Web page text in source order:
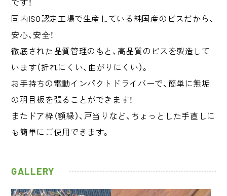
です！
国内ISO認定工場で生産している純国産のビスだから、
安心、安全！
徹底された品質管理のもと、高品質のビスを製造して
います（折れにくい、曲がりにくい）。
お手持ちの電動インパクトドライバーで、簡単に無垢
の羽目板を張ることができます！
またドア枠（額縁）、戸当りなど、ちょっとした手直しに
も簡単にご使用できます。
GALLERY